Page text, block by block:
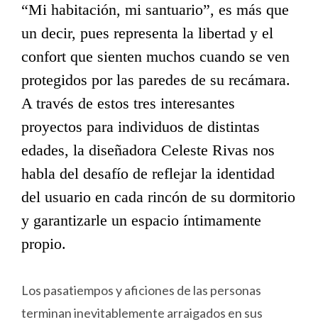
“Mi habitación, mi santuario”, es más que
un decir, pues representa la libertad y el
confort que sienten muchos cuando se ven
protegidos por las paredes de su recámara.
A través de estos tres interesantes
proyectos para individuos de distintas
edades, la diseñadora Celeste Rivas nos
habla del desafío de reflejar la identidad
del usuario en cada rincón de su dormitorio
y garantizarle un espacio íntimamente
propio.
Los pasatiempos y aficiones de las personas
terminan inevitablemente arraigados en sus